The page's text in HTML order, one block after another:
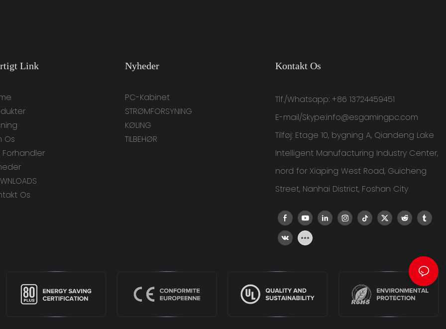
Link
Os
Forhandler
Os
Nyheder
PC-Kabinet
STRØMFORSYNING
KØLING
TILBEHØR
Kontakt Os
Tlf./Whatsapp: +86 13724459451
E-mail/Skype:info@esgamingpc.com
Tilføj: Etage 10, bygning A, Qiandeng Lake
Intelligent Manufacturing Industry Center,
nord for Xiaping West Road, Guicheng
Street, Nanhai District, Foshan City